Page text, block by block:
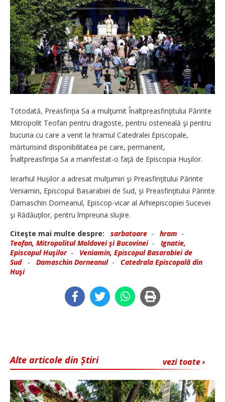
Totodată, Preasfinţia Sa a mulţumit Înaltpreasfinţitului Părinte
Mitropolit Teofan pentru dragoste, pentru osteneală şi pentru
bucuria cu care a venit la hramul Catedralei Episcopale,
mărturisind disponibilitatea pe care, permanent,
Înaltpreasfinţia Sa a manifestat-o faţă de Episcopia Huşilor.
Ierarhul Huşilor a adresat mulţumiri şi Preasfinţitului Părinte
Veniamin, Episcopul Basarabiei de Sud, şi Preasfinţitului Părinte
Damaschin Dorneanul, Episcop-vicar al Arhiepiscopiei Sucevei
şi Rădăuţilor, pentru împreuna slujire.
Citeşte mai multe despre:
sarbatoare - hram -
Teofan, Mitropolitul Moldovei şi Bucovinei- Ignatie,
Episcopul Huşilor- Veniamin, Episcopul Basarabiei de
Sud
- Damaschin Dorneanul- Catedrala Episcopală din
Huşi
vezi toate ›
Alte articole din Știri